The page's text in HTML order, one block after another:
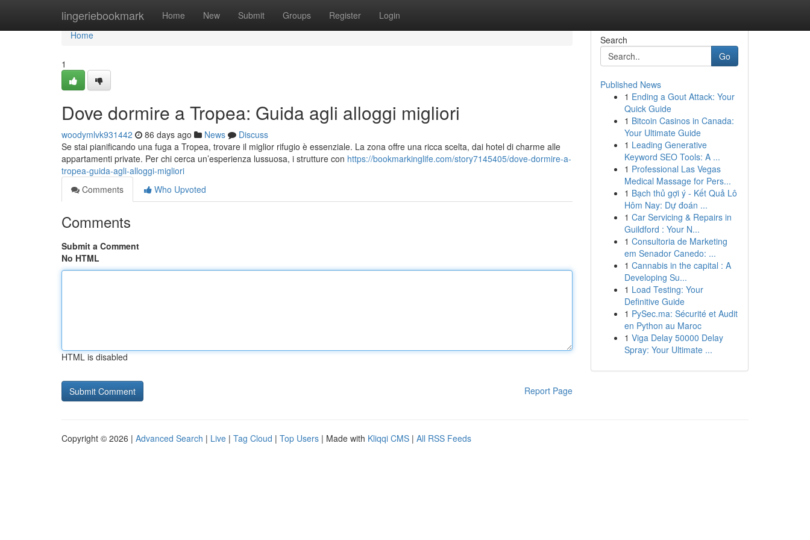
lingeriebookmark Home New Submit Groups Register Login
Home
Home
1
Dove dormire a Tropea: Guida agli alloggi migliori
woodymlvk931442 86 days ago News
Discuss
Se stai pianificando una fuga a Tropea, trovare il miglior rifugio è essenziale. La zona offre una ricca scelta, dai hotel di charme alle
appartamenti private. Per chi cerca un’esperienza lussuosa, i strutture con https://bookmarkinglife.com/story7145405/dove-dormire-a-
tropea-guida-agli-alloggi-migliori
Comments
Who Upvoted
Comments
Submit a Comment
No HTML
HTML is disabled
Report Page
Search
Go
Published News
1 Ending a Gout Attack: Your
Quick Guide
1 Bitcoin Casinos in Canada:
Your Ultimate Guide
1 Leading Generative
Keyword SEO Tools: A ...
1 Professional Las Vegas
Medical Massage for Pers...
1 Bạch thủ gợi ý - Kết Quả Lô
Hôm Nay: Dự đoán ...
1 Car Servicing & Repairs in
Guildford : Your N...
1 Consultoria de Marketing
em Senador Canedo: ...
1 Cannabis in the capital : A
Developing Su...
1 Load Testing: Your
Definitive Guide
1 PySec.ma: Sécurité et Audit
en Python au Maroc
1 Viga Delay 50000 Delay
Spray: Your Ultimate ...
Copyright © 2026 | Advanced Search | Live | Tag Cloud | Top Users | Made with Kliqqi CMS | All RSS Feeds